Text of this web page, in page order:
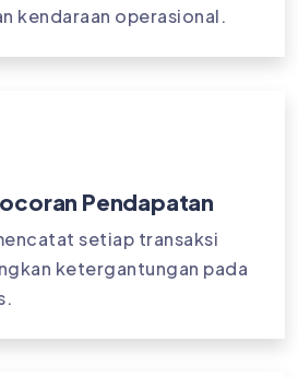
kendaraan operasional.
Pendapatan
setiap transaksi
ketergantungan pada